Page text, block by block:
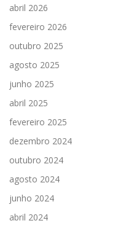
abril 2026
fevereiro 2026
outubro 2025
agosto 2025
junho 2025
abril 2025
fevereiro 2025
dezembro 2024
outubro 2024
agosto 2024
junho 2024
abril 2024